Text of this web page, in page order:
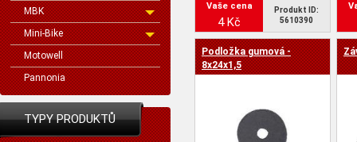
MBK
Mini-Bike
Motowell
Pannonia
TYPY PRODUKTŮ
Vaše cena
4 Kč
Produkt ID:
5610390
Podložka gumová -
8x24x1,5